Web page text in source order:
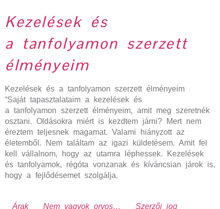
Kezelések és
a tanfolyamon szerzett
élményeim
Kezelések és a tanfolyamon szerzett élményeim
“Saját tapasztalataim a kezelések és
a tanfolyamon szerzett élményeim, amit meg szeretnék
osztani. Oldásokra miért is kezdtem járni? Mert nem
éreztem teljesnek magamat. Valami hiányzott az
életemből. Nem találtam az igazi küldetésem. Amit fel
kell vállalnom, hogy az utamra léphessek. Kezelések
és tanfolyamok, régóta vonzanak és kíváncsian járok is,
hogy a fejlődésemet szolgálja.
Árak Nem vagyok orvos… Szerzői jog